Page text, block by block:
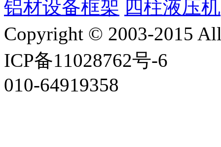
铝材设备框架 四柱液压机
Copyright © 2003-2015
ICP备11028762号-6
010-64919358